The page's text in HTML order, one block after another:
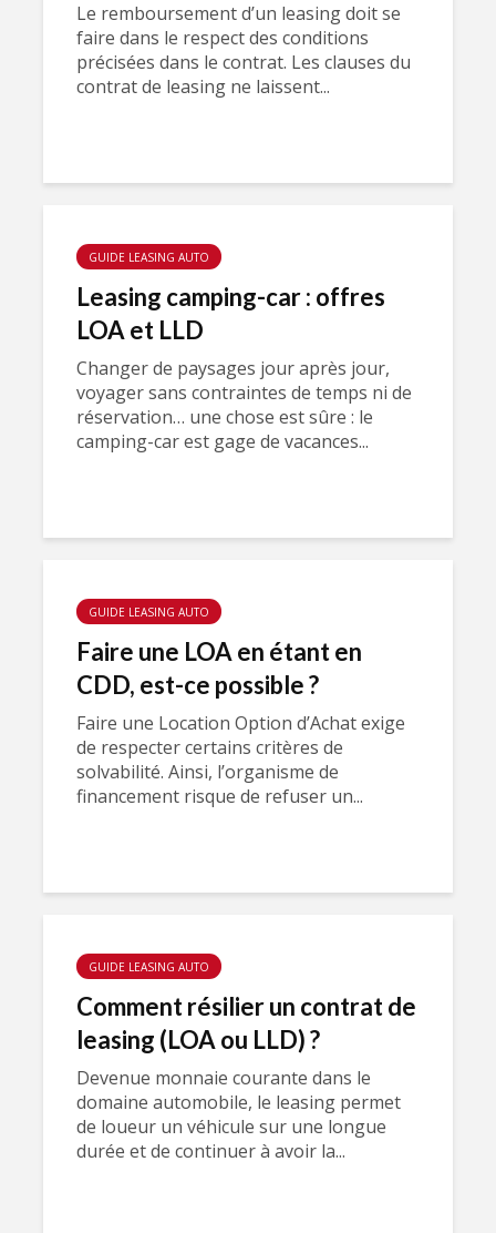
Le remboursement d’un leasing doit se
faire dans le respect des conditions
précisées dans le contrat. Les clauses du
contrat de leasing ne laissent...
GUIDE LEASING AUTO
Leasing camping-car : offres
LOA et LLD
Changer de paysages jour après jour,
voyager sans contraintes de temps ni de
réservation… une chose est sûre : le
camping-car est gage de vacances...
GUIDE LEASING AUTO
Faire une LOA en étant en
CDD, est-ce possible ?
Faire une Location Option d’Achat exige
de respecter certains critères de
solvabilité. Ainsi, l’organisme de
financement risque de refuser un...
GUIDE LEASING AUTO
Comment résilier un contrat de
leasing (LOA ou LLD) ?
Devenue monnaie courante dans le
domaine automobile, le leasing permet
de loueur un véhicule sur une longue
durée et de continuer à avoir la...